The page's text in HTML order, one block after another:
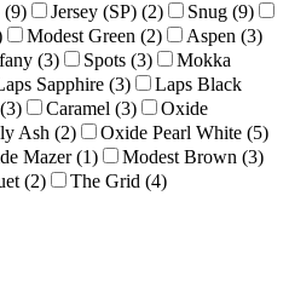
(9) Jersey (SP) (2) Snug (9)
Modest Green (2) Aspen (3)
(3) Spots (3)
Mokka
Sapphire (3)
Laps Black
3) Caramel (3)
Oxide
Ash (2) Oxide Pearl White (5)
Mazer (1) Modest Brown (3)
(2) The Grid (4)